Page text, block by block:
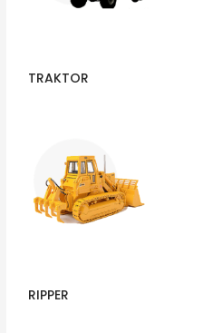
TRAKTOR
RIPPER